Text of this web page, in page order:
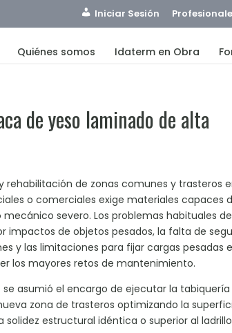
Iniciar Sesión
Quiénes somos Idaterm en Obra
de yeso laminado de alta
rehabilitación de zonas comunes y trasteros
o comerciales exige materiales capaces
severo. Los problemas habituales de
impactos de objetos pesados, la falta de
y las limitaciones para fijar cargas pesadas
los mayores retos de mantenimiento.
asumió el encargo de ejecutar la tabiquería
zona de trasteros optimizando la
solidez estructural idéntica o superior al ladrillo